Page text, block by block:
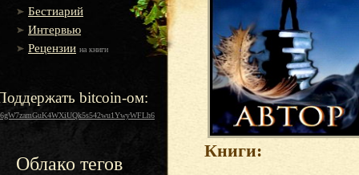
Бестиарий
Интервью
Рецензии на книги
bitcoin-ом:
Облако тегов
Книги: